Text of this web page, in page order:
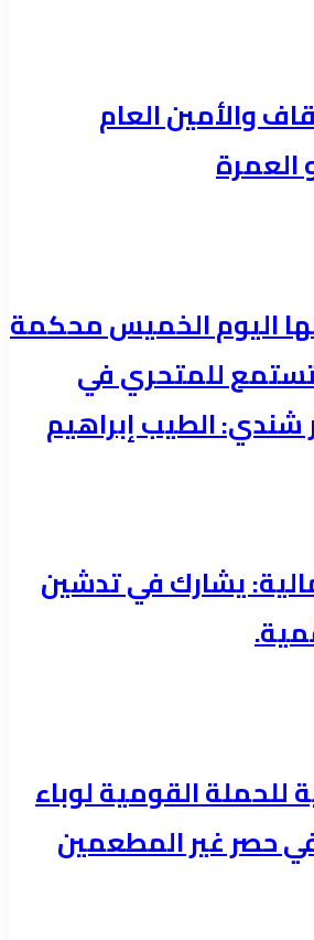
والأمين العام
اليوم الخميس محكمة
للمتحري في
الطيب إبراهيم
يشارك في تدشين
للحملة القومية لوباء
حصر غير المطعمين